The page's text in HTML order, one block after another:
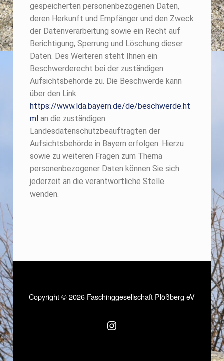
gespeicherten personenbezogenen Daten,
deren Herkunft und Empfänger und den Zweck
der Datenverarbeitung sowie ein Recht auf
Berichtigung, Sperrung und Löschung dieser
Daten. Des Weiteren steht Ihnen ein
Beschwerderecht bei der zuständigen
Aufsichtsbehörde zu. Die Beschwerde kann
über den Link
https://www.lda.bayern.de/de/beschwerde.ht
ml an die zuständigen
Landesdatenschutzbeauftragten der
Aufsichtsbehörde in Bayern erfolgen. Hierzu
sowie zu weiteren Fragen zum Thema
personenbezogener Daten können Sie sich
jederzeit an die verantwortliche Stelle
wenden.
Copyright © 2026 Faschinggesellschaft Plößberg eV